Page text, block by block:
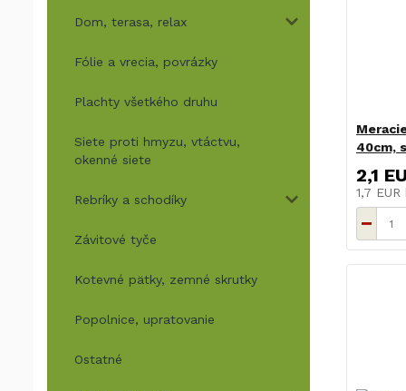
Dom, terasa, relax
Fólie a vrecia, povrázky
Plachty všetkého druhu
Siete proti hmyzu, vtáctvu,
okenné siete
Rebríky a schodíky
Závitové tyče
Kotevné pätky, zemné skrutky
Popolnice, upratovanie
Ostatné
40cm,
2,1
1,7 EUR